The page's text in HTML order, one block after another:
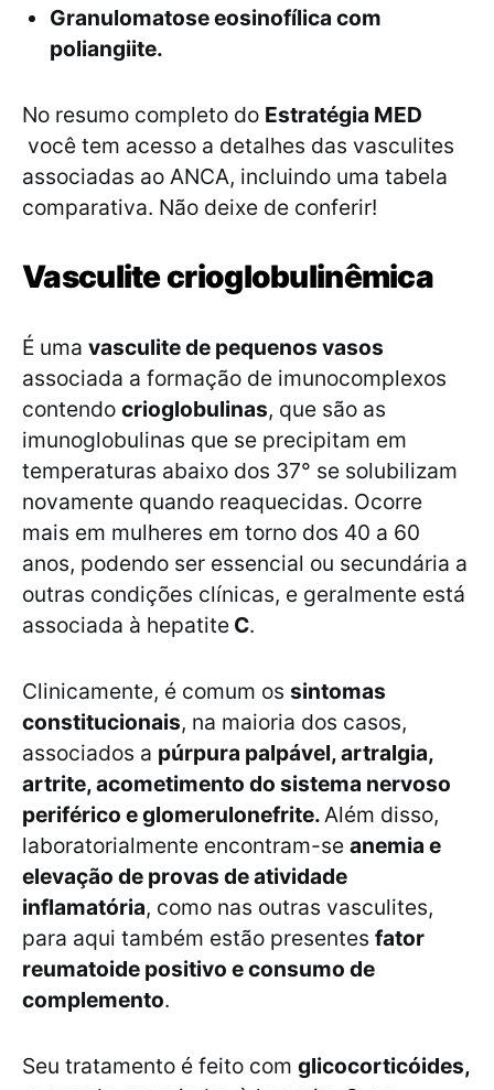
Granulomatose eosinofílica com
poliangiite.
No resumo completo do Estratégia MED
você tem acesso a detalhes das vasculites
associadas ao ANCA, incluindo uma tabela
comparativa. Não deixe de conferir!
Vasculite crioglobulinêmica
É uma vasculite de pequenos vasos
associada a formação de imunocomplexos
contendo crioglobulinas, que são as
imunoglobulinas que se precipitam em
temperaturas abaixo dos 37° se solubilizam
novamente quando reaquecidas. Ocorre
mais em mulheres em torno dos 40 a 60
anos, podendo ser essencial ou secundária a
outras condições clínicas, e geralmente está
associada à hepatite C.
Clinicamente, é comum os sintomas
constitucionais, na maioria dos casos,
associados a púrpura palpável, artralgia,
artrite, acometimento do sistema nervoso
periférico e glomerulonefrite. Além disso,
laboratorialmente encontram-se anemia e
elevação de provas de atividade
inflamatória, como nas outras vasculites,
para aqui também estão presentes fator
reumatoide positivo e consumo de
complemento.
Seu tratamento é feito com glicocorticóides,